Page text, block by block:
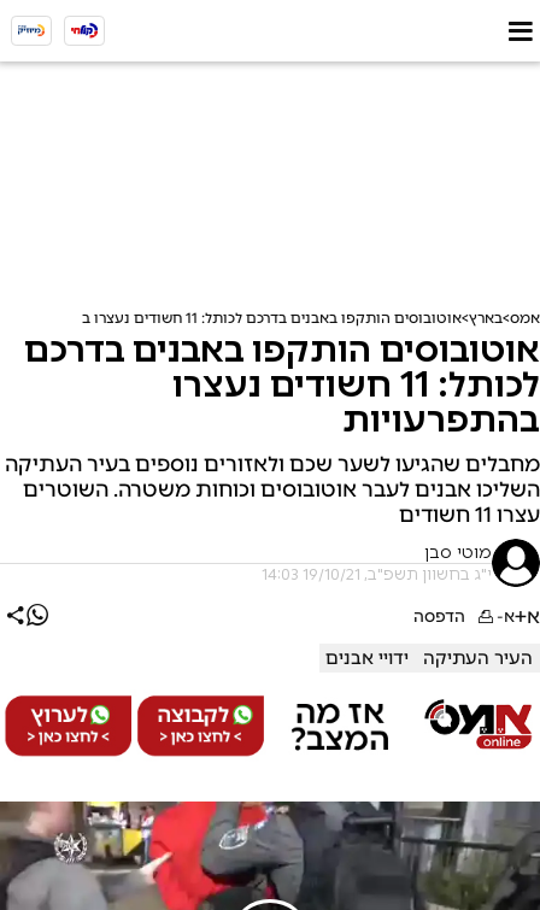
אמס בארץ אוטובוסים הותקפו באבנים בדרכם לכותל: 11 חשודים נעצרו בהתפרעויות
אוטובוסים הותקפו באבנים בדרכם
לכותל: 11 חשודים נעצרו
בהתפרעויות
מחבלים שהגיעו לשער שכם ולאזורים נוספים בעיר העתיקה
השליכו אבנים לעבר אוטובוסים וכוחות משטרה. השוטרים
עצרו 11 חשודים
מוטי סבן
י"ג בחשוון תשפ"ב, 19/10/21 14:03
א+א- הדפסה
העיר העתיקה ידויי אבנים